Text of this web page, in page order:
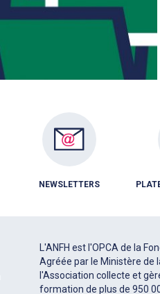
NEWSLETTERS
L'ANFH est l'OPCA de la
Agréée par le Ministère de
l'Association collecte et
formation de plus de 950